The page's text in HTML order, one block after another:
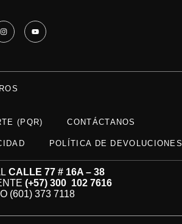
(PQR) CONTÁCTANOS
POLÍTICA DE DEVOLUCIONES
CALLE 77 # 16A – 38
(+57) 300 102 7616
(601) 373 7118